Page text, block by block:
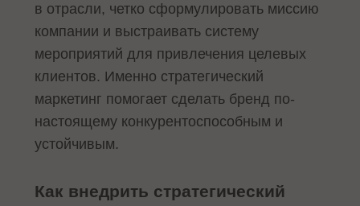
в отрасли, четко сформулировать миссию
компании и выстраивать систему
мероприятий для привлечения целевых
клиентов. Именно стратегический
маркетинг помогает сделать бренд по-
настоящему конкурентоспособным и
устойчивым.
Как внедрить стратегический